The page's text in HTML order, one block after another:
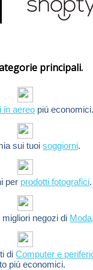
principali.
in aereopiú economici.
sui tuoisoggiorni.
per prodotti fotografici.
negozi di Moda.
diComputer e
piú economici.